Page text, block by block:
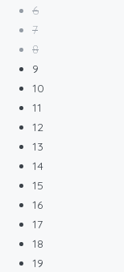
6
7
8
9
10
11
12
13
14
15
16
17
18
19